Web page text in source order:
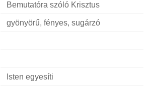
Bemutatóra szóló Krisztus
gyönyörű, fényes, sugárzó
Isten egyesíti